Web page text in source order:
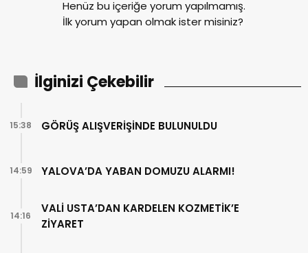
Henüz bu içeriğe yorum yapılmamış.
İlk yorum yapan olmak ister misiniz?
İlginizi Çekebilir
GÖRÜŞ ALIŞVERİŞİNDE BULUNULDU
15:38
YALOVA’DA YABAN DOMUZU ALARMI!
14:59
VALİ USTA’DAN KARDELEN KOZMETİK’E
ZİYARET
14:16